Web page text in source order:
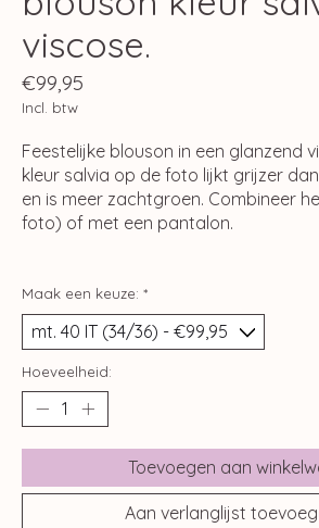
viscose.
€99,95
Incl. btw
Feestelijke blouson in een glanzend
kleur salvia op de foto lijkt grijzer
en is meer zachtgroen. Combineer
foto) of met een pantalon.
Maak een keuze: *
Hoeveelheid:
Toevoegen aan
Aan verlanglijst